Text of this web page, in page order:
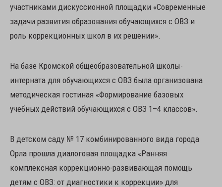
участниками дискуссионной площадки «Современные
задачи развития образования обучающихся с ОВЗ и
роль коррекционных школ в их решении».
На базе Кромской общеобразовательной школы-
интерната для обучающихся с ОВЗ была организована
методическая гостиная «Формирование базовых
учебных действий обучающихся с ОВЗ 1–4 классов».
В детском саду № 17 комбинированного вида города
Орла прошла диалоговая площадка «Ранняя
комплексная коррекционно-развивающая помощь
детям с ОВЗ: от диагностики к коррекции» для